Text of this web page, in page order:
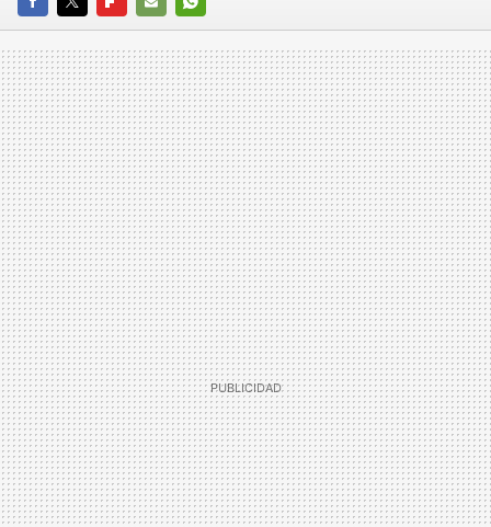
FACEBOOK
TWITTERFLIPBOARD
E-
MAIL
WHATSAPP